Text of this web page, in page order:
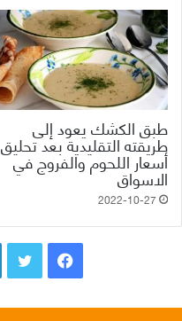
طبق الكشك يعود إلى
طريقته التقليدية بعد تحليق
أسعار اللحوم والفروج في
الاسواق
2022-10-27